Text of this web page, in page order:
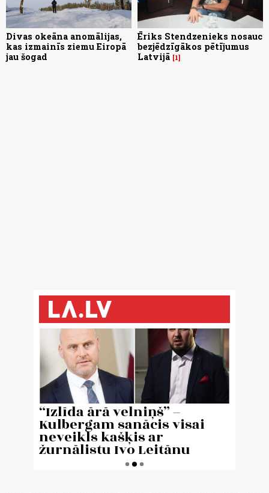
Divas okeāna anomālijas,
kas izmainīs ziemu Eiropā
jau šogad
Ēriks Stendzenieks nosauc
bezjēdzīgākos pētījumus
Latvijā 1